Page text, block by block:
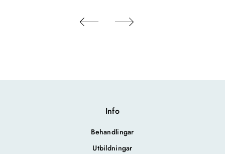
Info
Behandlingar
Utbildningar